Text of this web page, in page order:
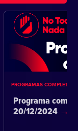
PROGRAMAS COMPLETOS
Programa
20/12/2024